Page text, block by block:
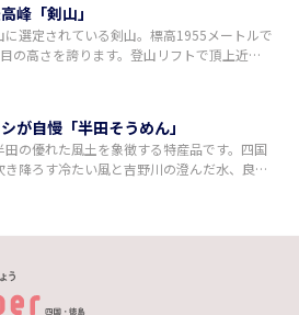
峰「剣山」
に選定されている剣山。標高1955メートルで
の高さを誇ります。登山リフトで頂上近く
地の西端にそびえる石鎚山をはじめ、遠く
土佐湾まで見渡せます。
が自慢「半田そうめん」
田の優れた風土を象徴する特産品です。四国
き降ろす冷たい風と吉野川の澄んだ水、良質
購入できます。徳島旅行のお土産としても
。